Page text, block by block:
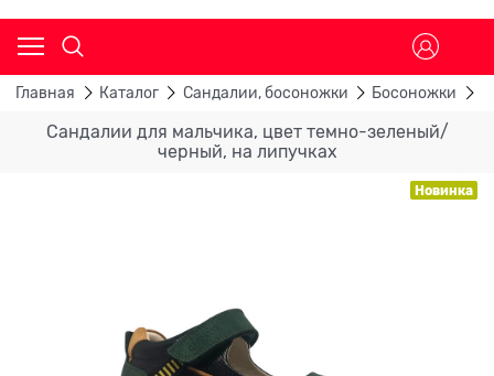
Главная Каталог Сандалии, босоножки Босоножки
Сандалии для мальчика, цвет темно-зеленый/
черный, на липучках
Новинка